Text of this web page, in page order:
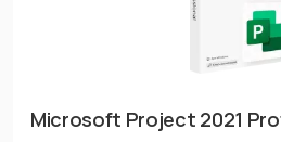
Microsoft Project 2021